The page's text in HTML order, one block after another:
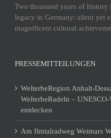
Two thousand years of
legacy in Germany: silent yet
magnificent cultural
PRESSEMITTEILUNGEN
WelterbeRegion Anhalt-
WelterbeRadeln –
entdecken
Am Ilmtalradweg Weimars